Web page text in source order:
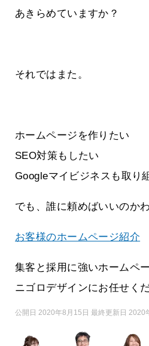
あきらめていますか？
それではまた。
ホームページを作りたい
SEO対策もしたい
Googleマイビジネスも取り
でも、誰に頼めばいいのか
お客様のホームページ紹介
集客と採用に強いホームペ
ニゴロデザインにお任せくだ
公開日 2020年8月15日 最終更新日 2020